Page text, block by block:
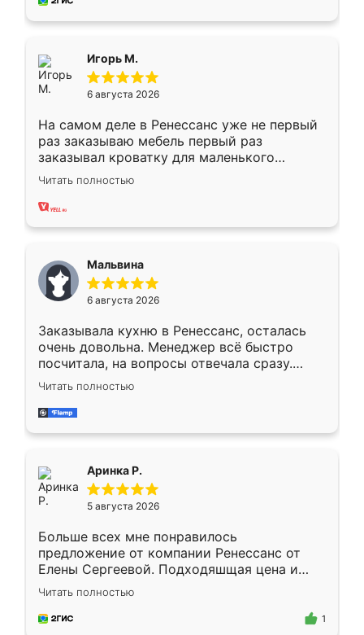
Игорь М.
6 августа 2026
На самом деле в Ренессанс уже не первый
раз заказываю мебель первый раз
заказывал кроватку для маленького
ребёнка при его рождении ,во второй раз
заказал шкаф-купе. По качеству очень
хорошее сборка достаточно быстрая,
меньше, здесь же он более разнообразный.
Мне нравится ,если что-то потребуется из
мебели буду заказывать только здесь.
Читать полностью
Мальвина
6 августа 2026
Заказывала кухню в Ренессанс, осталась
очень довольна. Менеджер всё быстро
посчитала, на вопросы отвечала сразу.
Замерщик приехал в субботу, подошёл к
делу со всей ответственностью. Собрали
за день, ребята работали аккуратно, даже
Читать полностью
Аринка Р.
5 августа 2026
Больше всех мне понравилось
предложение от компании Ренессанс от
Елены Сергеевой. Подходяшщая цена и
короткие сроки изготовления. Приехавший
для замера сотрудник Владислав
предложил по моему эскизу самый
Читать полностью
1